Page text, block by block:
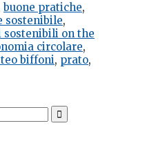
buone pratiche,
sostenibile,
sostenibili on the
circolare,
biffoni, prato,